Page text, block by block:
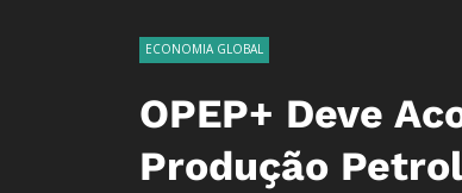
ECONOMIA GLOBAL
OPEP+ Deve
Produção